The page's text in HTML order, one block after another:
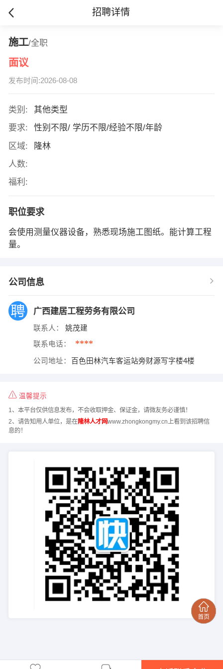
招聘详情
施工/全职
面议
发布时间:2026-08-08
类别:
其他类型
要求:
性别不限/ 学历不限/经验不限/年龄
区域:
隆林
人数:
福利:
职位要求
会使用测量仪器设备，熟悉现场施工图纸。能计算工程
量。
公司信息
广西建居工程劳务有限公司
联系人： 姚茂建
联系电话： ****
公司地址： 百色田林汽车客运站旁财源写字楼4楼
温馨提示
1、本平台仅供信息发布，不会收取押金、保证金，请微友务必谨慎！
2、请告知用人单位，是在隆林人才网www.zhongkongmy.cn上看到该招聘信
息的！